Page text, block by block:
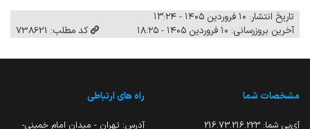
تاریخ انتشار: ۱۰ فروردین ۱۴۰۵ - ۱۳:۲۴
آخرین بروزرسانی: ۱۰ فروردین ۱۴۰۵ - ۱۸:۲۵
کد مطلب: 738621
مشخصات شما
آی‌پی شما: 216.73.216.223
راه های ارتباطی
آدرس: تهران - میدان امام خمینی-